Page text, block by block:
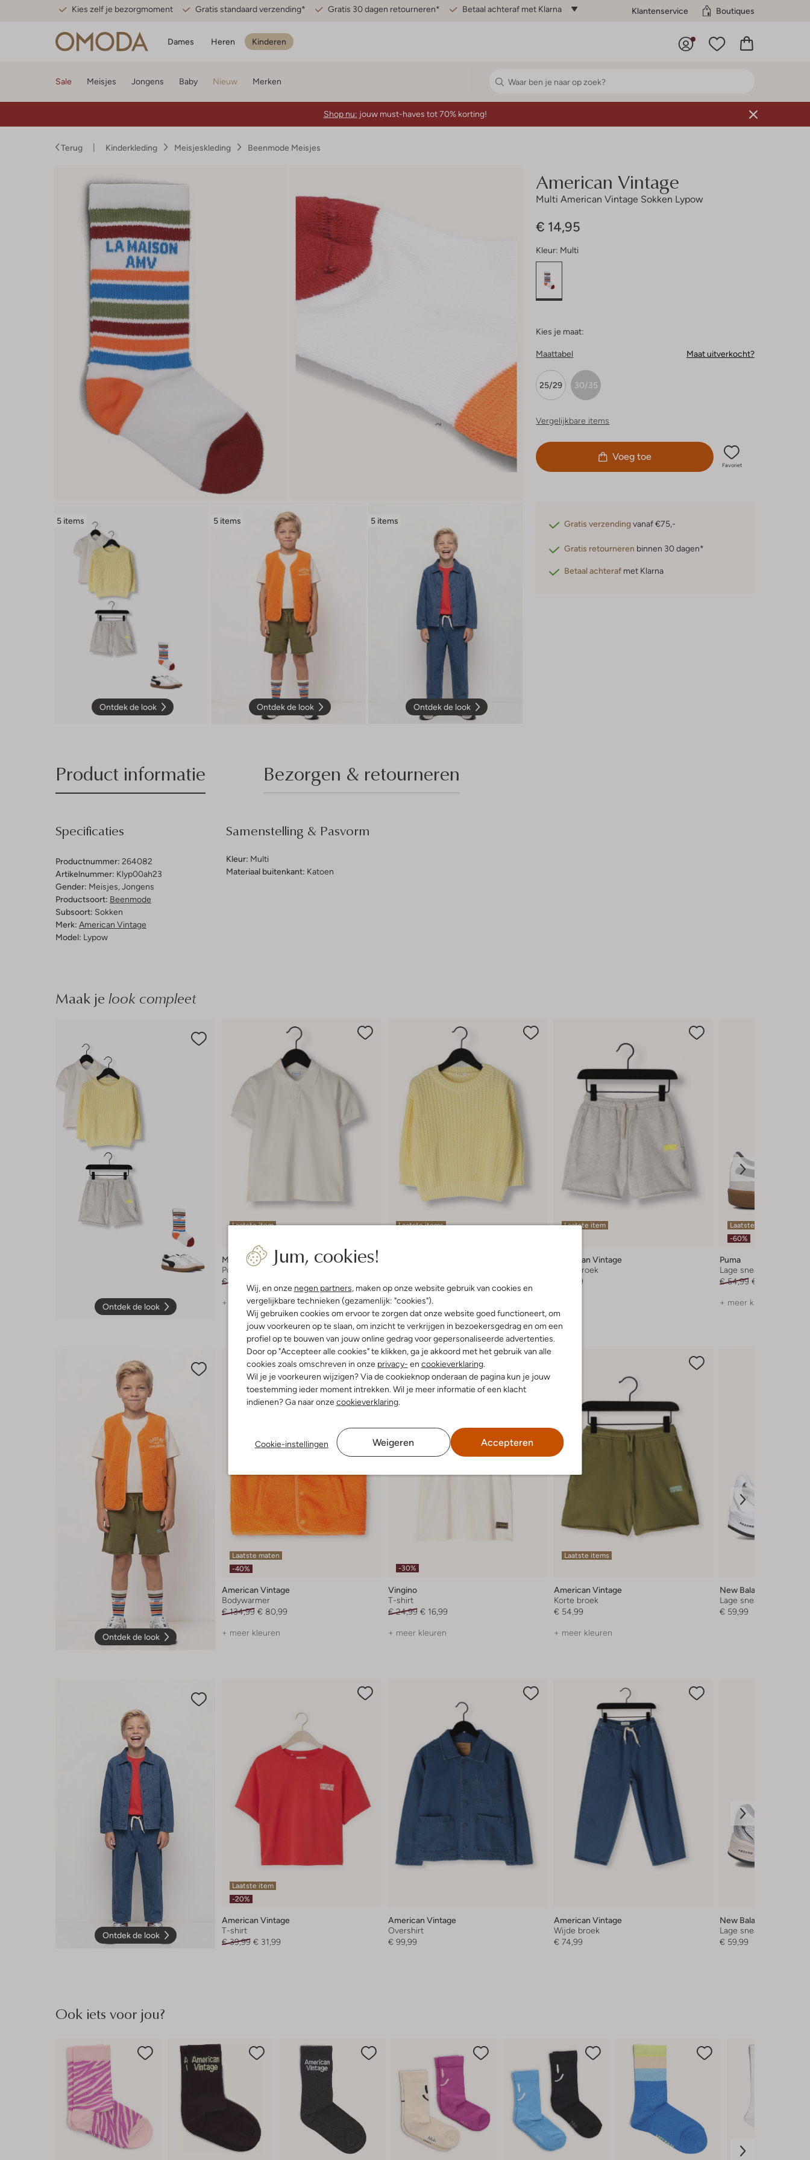
Kies zelf je bezorgmoment Gratis standaard verzending* Gratis 30 dagen retourneren* Betaal achteraf met Klarna Klantenservice Boutiques
Dames Heren Kinderen
Jum, cookies!
Wij, en onze negen partners, maken op onze website gebruik van cookies en
vergelijkbare technieken (gezamenlijk: "cookies").
Wij gebruiken cookies om ervoor te zorgen dat onze website goed functioneert, om
jouw voorkeuren op te slaan, om inzicht te verkrijgen in bezoekersgedrag en om een
profiel op te bouwen van jouw online gedrag voor gepersonaliseerde advertenties.
Door op "Accepteer alle cookies" te klikken, ga je akkoord met het gebruik van alle
cookies zoals omschreven in onze privacy- en cookieverklaring.
Wil je je voorkeuren wijzigen? Via de cookieknop onderaan de pagina kun je jouw
toestemming ieder moment intrekken. Wil je meer informatie of een klacht
indienen? Ga naar onzecookieverklaring.
Cookie-instellingen Weigeren Accepteren
Sale Meisjes Jongens Baby Nieuw Merken
Shop nu: jouw must-haves tot 70% korting!
Terug Kinderkleding Meisjeskleding Beenmode Meisjes
5 items
Ontdek de look
5 items
Ontdek de look
5 items
Ontdek de look
American Vintage
Multi American Vintage Sokken Lypow
€ 14,95
Kleur: Multi
Kies je maat:
Maattabel Maat uitverkocht?
25/29 30/35
Vergelijkbare items
Voeg toe
Favoriet
Gratis verzendingvanaf €75,-
Gratis retourneren binnen 30 dagen*
Betaal achteraf met Klarna
Product informatie Bezorgen & retourneren
Specificaties
Productnummer: 264082
Artikelnummer: Klyp00ah23
Gender: Meisjes, Jongens
Productsoort: Beenmode
Subsoort: Sokken
Merk: American Vintage
Model: Lypow
Samenstelling & Pasvorm
Kleur: Multi
Materiaal buitenkant: Katoen
Maak je look compleet
Ontdek de look
Laatste item
Mayoral
Polo
€ 16,99
+ meer kleuren
Laatste items
+ meer kleuren
Laatste item
American Vintage
Korte broek
€ 49,99
Laatste maten
-60%
Puma
Lage sneakers
€ 54,99 € 21,99
+ meer kleuren
Ontdek de look
Laatste maten
-40%
American Vintage
Bodywarmer
€ 134,99 € 80,99
+ meer kleuren
-30%
Vingino
T-shirt
€ 24,99 € 16,99
+ meer kleuren
Laatste items
American Vintage
Korte broek
€ 54,99
+ meer kleuren
New Balance
Lage sneakers
€ 59,99
Ontdek de look
Laatste item
-20%
American Vintage
T-shirt
€ 39,99 € 31,99
American Vintage
Overshirt
€ 99,99
American Vintage
Wijde broek
€ 74,99
New Balance
Lage sneakers
€ 59,99
Ook iets voor jou?